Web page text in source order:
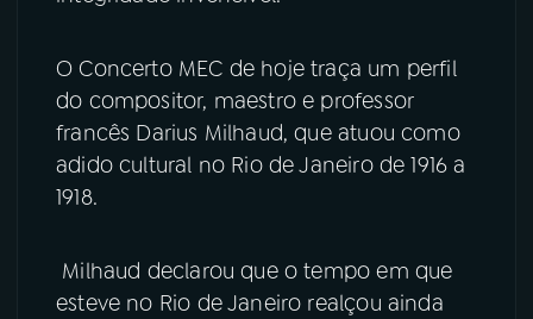
O Concerto MEC de hoje traça um perfil
do compositor, maestro e professor
francês Darius Milhaud, que atuou como
adido cultural no Rio de Janeiro de 1916 a
1918.
Milhaud declarou que o tempo em que
esteve no Rio de Janeiro realçou ainda